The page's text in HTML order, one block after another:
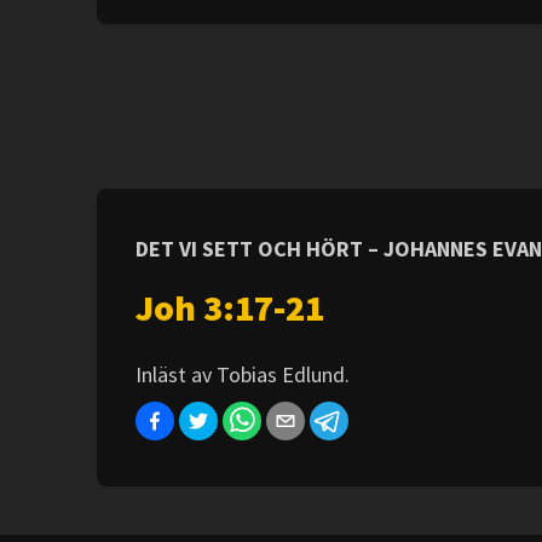
DET VI SETT OCH HÖRT – JOHANNES
Joh 3:17-21
Inläst av Tobias Edlund.